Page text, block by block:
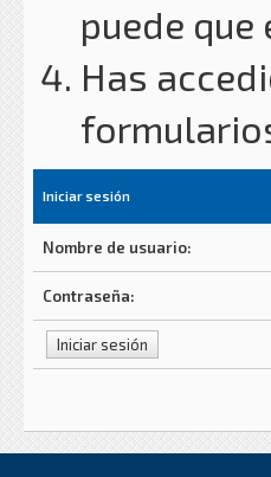
puede
Has
Iniciar sesión
Nombre de usuario:
Contraseña: